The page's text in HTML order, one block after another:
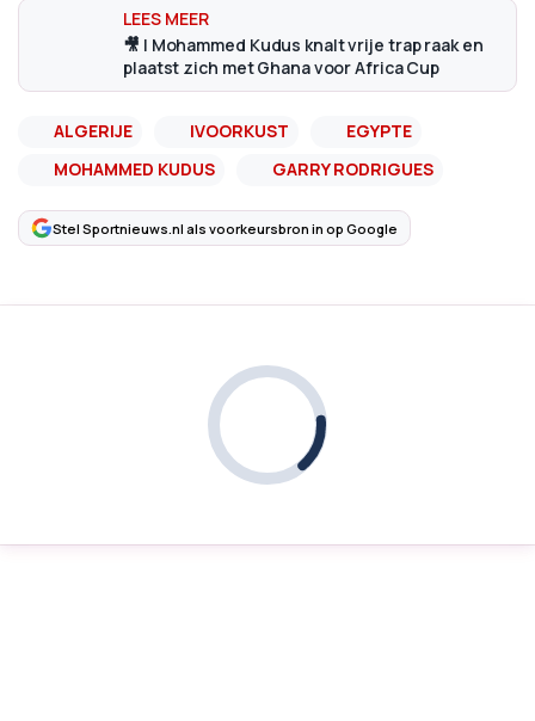
🎥​ | Mohammed Kudus knalt vrije trap raak en
plaatst zich met Ghana voor Africa Cup
ALGERIJE IVOORKUST
EGYPTE
MOHAMMED KUDUS
GARRY RODRIGUES
Stel Sportnieuws.nl als voorkeursbron in op Google